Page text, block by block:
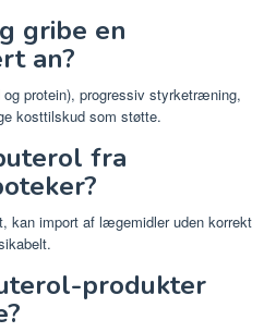
gribe en
an?
protein), progressiv styrketræning,
kosttilskud som støtte.
fra
kan import af lægemidler uden korrekt
produkter